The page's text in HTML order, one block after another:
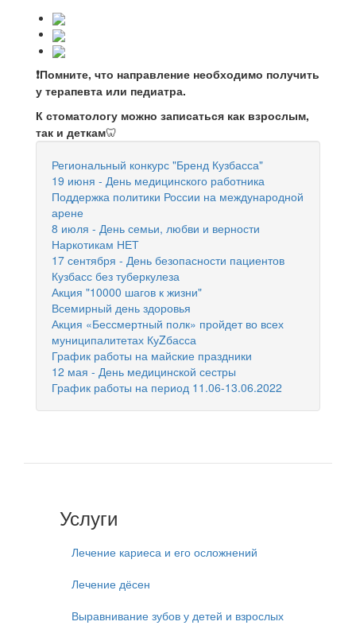
❗Помните, что направление необходимо получить
у терапевта или педиатра.
К стоматологу можно записаться как взрослым,
так и деткам🦷
Региональный конкурс "Бренд Кузбасса"
19 июня - День медицинского работника
Поддержка политики России на международной
арене
8 июля - День семьи, любви и верности
Наркотикам НЕТ
17 сентября - День безопасности пациентов
Кузбасс без туберкулеза
Акция "10000 шагов к жизни"
Всемирный день здоровья
Акция «Бессмертный полк» пройдет во всех
муниципалитетах КуZбасса
График работы на майские праздники
12 мая - День медицинской сестры
График работы на период 11.06-13.06.2022
Услуги
Лечение кариеса и его осложнений
Лечение дёсен
Выравнивание зубов у детей и взрослых